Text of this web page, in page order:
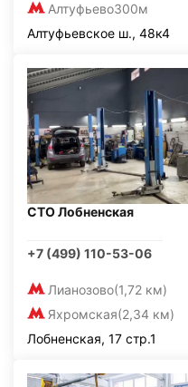
Алтуфьево300м
Алтуфьевское ш., 48к4
СТО Лобненская
+7 (499) 110-53-06
Лианозово(1,72 км)
Яхромская(2,34 км)
Лобненская, 17 стр.1